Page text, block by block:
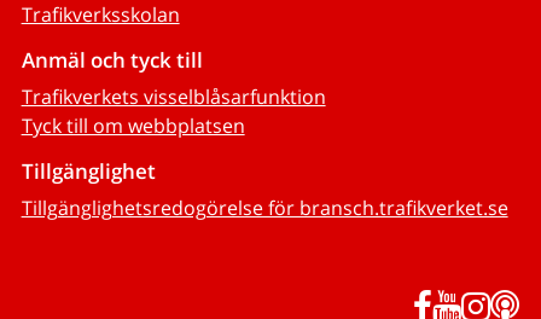
Trafikverksskolan
Anmäl och tyck till
Trafikverkets visselblåsarfunktion
Tyck till om webbplatsen
Tillgänglighet
Tillgänglighetsredogörelse för bransch.trafikverket.se
Facebook
YouTube